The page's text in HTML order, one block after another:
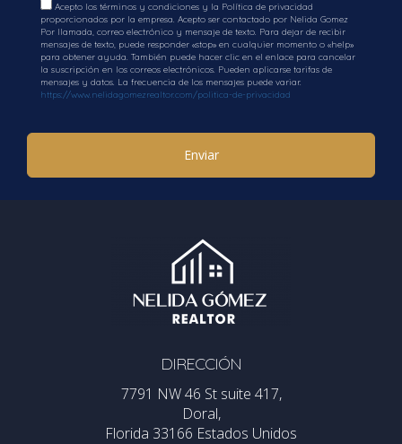
Acepto los términos y condiciones y la Política de privacidad
proporcionados por la empresa. Acepto ser contactado por Nelida Gomez
Por llamada, correo electrónico y mensaje de texto. Para dejar de recibir
mensajes de texto, puede responder «stop» en cualquier momento o «help»
para obtener ayuda. También puede hacer clic en el enlace para cancelar
la suscripción en los correos electrónicos. Pueden aplicarse tarifas de
mensajes y datos. La frecuencia de los mensajes puede variar.
https://www.nelidagomezrealtor.com/politica-de-privacidad
Enviar
DIRECCIÓN
7791 NW 46 St suite 417,
Doral,
Florida 33166 Estados Unidos